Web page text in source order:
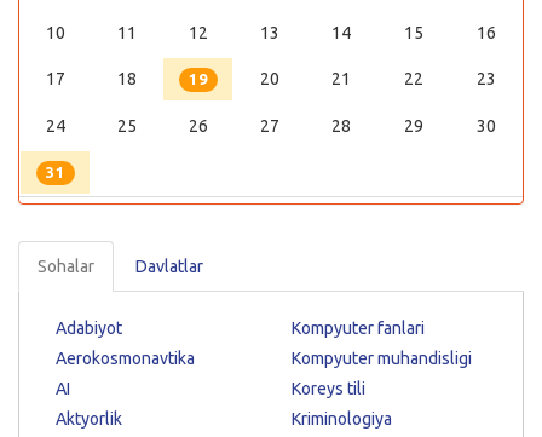
10 11 12 13 14 15 16
17 18 19 20 21 22 23
24 25 26 27 28 29 30
31
Sohalar Davlatlar
Adabiyot
Aerokosmonavtika
AI
Aktyorlik
Kompyuter fanlari
Kompyuter muhandisligi
Koreys tili
Kriminologiya